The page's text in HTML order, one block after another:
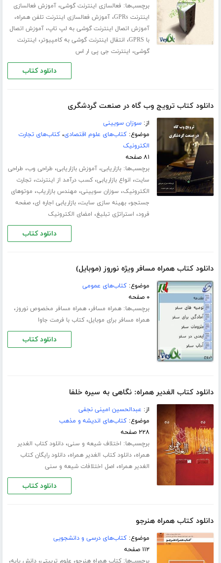
برچسب‌ها: فعالسازی اینترنت گوشی،آموزش فعالسازی
اینترنت GPRs
،آموزش فعالسازی اینترنت تلفن همراه،
آموزش اتصال اینترنت گوشی به لپ تاپ،آموزش اتصال
با GPRS
، انتقال اینترنت گوشی به کامپیوتر، اینترنت
گوشی، اینترنت جی پی ار اس
دانلود کتاب
دانلود کتاب ترویج وب گاه در صنعت گردشگری
از:سوزان سویینی
موضوع:کتاب‌های علوم اقتصادی،کتاب‌های تجارت
الکترونیک
۸۱ صفحه
برچسب‌ها:بازاریابی،آموزش بازاریابی، طراحی وب، طراحی
سایت، انواع بازاریابی،کسب درآمد از اینترنت، تجارت
الکترونیک، سوزان سویینی، مهندس بازاریاب، موتوهای
جستجو،بهینه سازی سایت،بازاریابی اجاره ای،صفحه
فرود، استراتژی تبلیغ، امضای الکترونیک
دانلود کتاب
دانلود کتاب همراه مسافر ویژه نوروز (موبایل)
موضوع:کتاب‌های عمومی
۰ صفحه
برچسب‌ها:همراه مسافر،همراه مسافر مخصوص نوروز،
همراه مسافر برای موبایل،کتاب با فرمت جاوا
دانلود کتاب
دانلود کتاب الغدیر همراه: نگاهی به سیره خلفا
از: عبدالحسین امینی نجفی
موضوع:کتاب‌های اندیشه و مذهب
۲۲۸ صفحه
برچسب‌ها: اختلاف شیعه و سنی،دانلود کتاب الغدیر
همراه،دانلود کتاب الغدیر همراه،دانلود رایگان کتاب
الغدیر همراه، اصل اختلافات شیعه و سنی
دانلود کتاب
دانلود کتاب همراه هنرجو
موضوع:کتاب‌های درسی و دانشجویی
۱۱۲ صفحه
برچسب‌ها:کتاب همراه هنرجو، علوم تربیتی،دانش پایه،